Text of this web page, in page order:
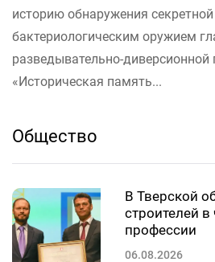
историю обнаружения
бактериологическим оружием
разведывательно-
«Историческая память...
Общество
В Тверской
строителей
профессии
06.08.2026